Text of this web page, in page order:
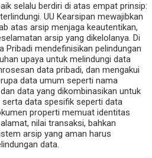
selalu berdiri di atas empat prinsip:
UU Kearsipan mewajibkan
atas arsip menjaga keautentikan,
arsip yang dikelolanya. Di
Pribadi mendefinisikan pelindungan
upaya untuk melindungi data
data pribadi, dan mengakui
data umum seperti nama
data yang dikombinasikan untuk
data spesifik seperti data
properti memuat identitas
nilai transaksi, bahkan
arsip yang aman harus
data.